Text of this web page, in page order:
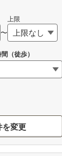
〜
上限
（徒歩）
を変更